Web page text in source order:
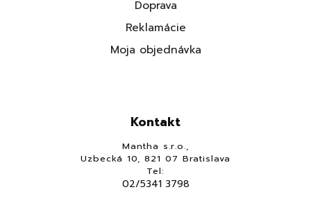
Doprava
Reklamácie
Moja objednávka
Kontakt
Mantha s.r.o.,
Uzbecká 10, 821 07 Bratislava
Tel:
02/5341 3798